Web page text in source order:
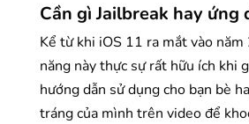
Cần gì Jailbreak hay ứng
Kể từ khi iOS 11 ra mắt vào
năng này thực sự rất hữu ích khi
hướng dẫn sử dụng cho bạn bè
tráng của mình trên video để